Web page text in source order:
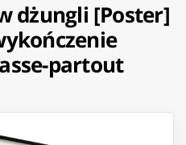
dżungli [Poster]
partout